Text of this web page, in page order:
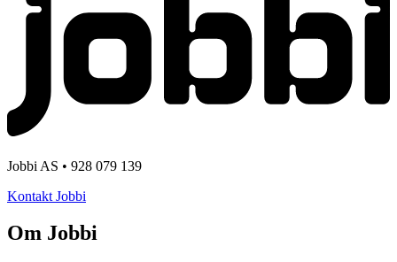
Jobbi AS • 928 079 139
Kontakt Jobbi
Om Jobbi